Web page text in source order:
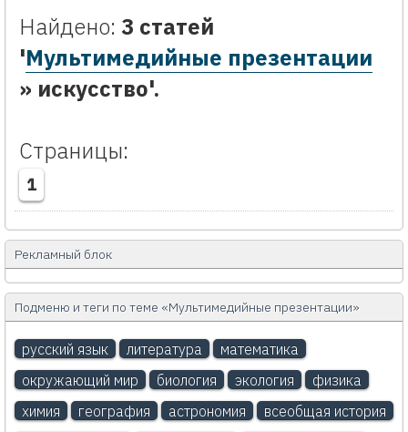
Найдено: 3 статей
'Мультимедийные презентации
» искусство'.
Страницы:
1
Рекламный блок
Подменю и теги по теме «Мультимедийные презентации»
русский язык литература
математика
окружающий мир
биология экология
физика
химия
география астрономия
всеобщая история